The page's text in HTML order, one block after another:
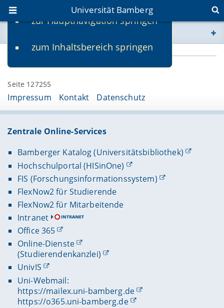
zur Hauptnavigation springen
zum Inhaltsbereich springen
Universität Bamberg
www.uni-bamberg.de
Seite 127255
Impressum Kontakt Datenschutz
Zentrale Online-Services
Bamberger Katalog (Universitätsbibliothek)
Hochschulportal (HISinOne)
FIS (Forschungsinformationssystem)
FlexNow2 für Studierende
FlexNow2 für Mitarbeitende
Intranet
Office 365
Online-Dienste
(Studierendenkanzlei)
UnivIS
Uni-Webmail:
https://mailex.uni-bamberg.de
https://o365.uni-bamberg.de